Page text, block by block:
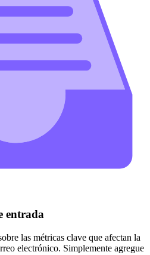
entrada
las métricas clave que afectan la
electrónico. Simplemente agregue